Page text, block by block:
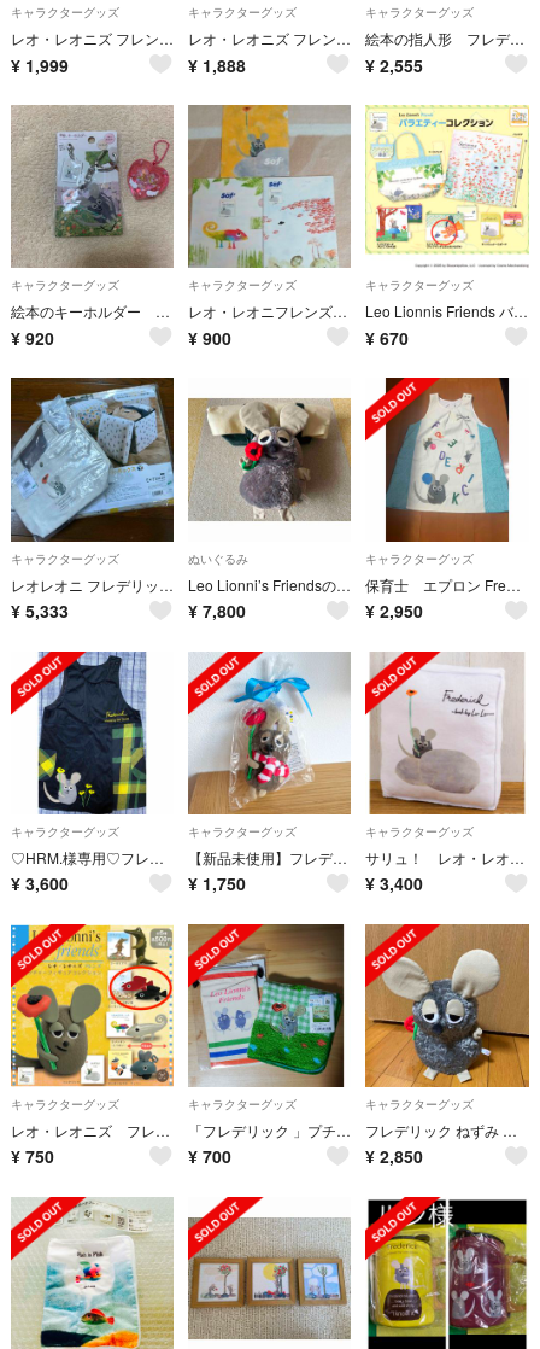
キャラクターグッズ
レオ・レオニズ フレンズ メモリーコレクション
¥ 1,999
キャラクターグッズ
レオ・レオニズ フレンズ さがら刺繍ポーチ フレデリック
¥ 1,888
キャラクターグッズ
絵本の指人形 フレデリック レオレオニ フィンガーパペット
¥ 2,555
キャラクターグッズ
絵本のキーホルダー フレデリック お花
¥ 920
キャラクターグッズ
レオ・レオニフレンズ クリアファイル （フレデリック スイミー じぶんだけのい
¥ 900
キャラクターグッズ
Leo Lionnis Friends バラエティーコレクション
¥ 670
キャラクターグッズ
レオレオニ フレデリック トートバッグ 便利ボックス
¥ 5,333
ぬいぐるみ
Leo Lionni’s Friendsのぬいぐるみ
¥ 7,800
キャラクターグッズ
保育士 エプロン Frederick エプロン レオ・リオニ
¥ 2,950
キャラクターグッズ
♡HRM.様専用♡フレデリック エプロン
¥ 3,600
キャラクターグッズ
【新品未使用】フレデリック マスコット キーホルダー
¥ 1,750
キャラクターグッズ
サリュ！ レオ・レオニ コラボ 絵本クッション 限定フレデリック
¥ 3,400
キャラクターグッズ
レオ・レオニズ フレンズ ピクチャーフィギュアコレクション スイミー&赤い魚
¥ 750
キャラクターグッズ
「フレデリック 」プチタオル 小袋 セット
¥ 700
キャラクターグッズ
フレデリック ねずみ パペット
¥ 2,850